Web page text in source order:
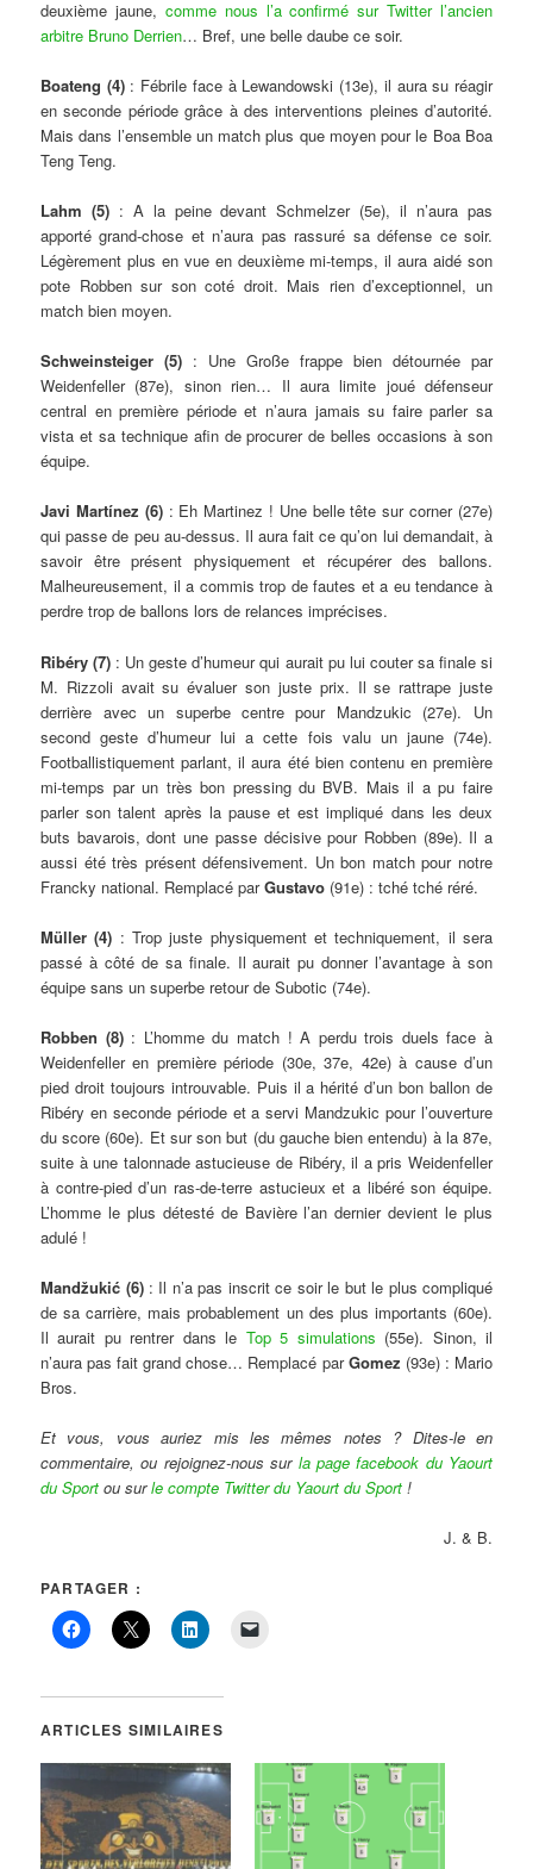
deuxième jaune, comme nous l’a confirmé sur Twitter l’ancien
arbitre Bruno Derrien… Bref, une belle daube ce soir.
Boateng (4): Fébrile face à Lewandowski (13e), il aura su réagir
en seconde période grâce à des interventions pleines d’autorité.
Mais dans l’ensemble un match plus que moyen pour le Boa Boa
Teng Teng.
Lahm (5): A la peine devant Schmelzer (5e), il n’aura pas
apporté grand-chose et n’aura pas rassuré sa défense ce soir.
Légèrement plus en vue en deuxième mi-temps, il aura aidé son
pote Robben sur son coté droit. Mais rien d’exceptionnel, un
match bien moyen.
Schweinsteiger (5) : Une Große frappe bien détournée par
Weidenfeller (87e), sinon rien… Il aura limite joué défenseur
central en première période et n’aura jamais su faire parler sa
vista et sa technique afin de procurer de belles occasions à son
équipe.
Javi Martínez (6): Eh Martinez ! Une belle tête sur corner (27e)
qui passe de peu au-dessus. Il aura fait ce qu’on lui demandait, à
savoir être présent physiquement et récupérer des ballons.
Malheureusement, il a commis trop de fautes et a eu tendance à
perdre trop de ballons lors de relances imprécises.
Ribéry (7) : Un geste d’humeur qui aurait pu lui couter sa finale si
M. Rizzoli avait su évaluer son juste prix. Il se rattrape juste
derrière avec un superbe centre pour Mandzukic (27e). Un
second geste d’humeur lui a cette fois valu un jaune (74e).
Footballistiquement parlant, il aura été bien contenu en première
mi-temps par un très bon pressing du BVB. Mais il a pu faire
parler son talent après la pause et est impliqué dans les deux
buts bavarois, dont une passe décisive pour Robben (89e). Il a
aussi été très présent défensivement. Un bon match pour notre
Francky national. Remplacé parGustavo (91e) : tché tché réré.
Müller (4) : Trop juste physiquement et techniquement, il sera
passé à côté de sa finale. Il aurait pu donner l’avantage à son
équipe sans un superbe retour de Subotic (74e).
Robben (8): L’homme du match ! A perdu trois duels face à
Weidenfeller en première période (30e, 37e, 42e) à cause d’un
pied droit toujours introuvable. Puis il a hérité d’un bon ballon de
Ribéry en seconde période et a servi Mandzukic pour l’ouverture
du score (60e). Et sur son but (du gauche bien entendu) à la 87e,
suite à une talonnade astucieuse de Ribéry, il a pris Weidenfeller
à contre-pied d’un ras-de-terre astucieux et a libéré son équipe.
L’homme le plus détesté de Bavière l’an dernier devient le plus
adulé !
Mandžukić (6): Il n’a pas inscrit ce soir le but le plus compliqué
de sa carrière, mais probablement un des plus importants (60e).
Il aurait pu rentrer dans le Top 5 simulations (55e). Sinon, il
n’aura pas fait grand chose… Remplacé parGomez (93e) : Mario
Bros.
Et vous, vous auriez mis les mêmes notes ? Dites-le en
commentaire, ou rejoignez-nous sur la page facebook du Yaourt
du Sport ou surle compte Twitter du Yaourt du Sport !
J. & B.
PARTAGER :
ARTICLES SIMILAIRES